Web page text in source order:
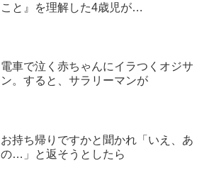
こと』を理解した4歳児が…
電車で泣く赤ちゃんにイラつくオジサ
ン。すると、サラリーマンが
お持ち帰りですかと聞かれ「いえ、あ
の…」と返そうとしたら